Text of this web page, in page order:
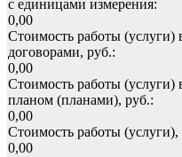
с единицами измерения:
0,00
Стоимость работы (услуги)
договорами, руб.:
0,00
Стоимость работы (услуги)
планом (планами), руб.:
0,00
Стоимость работы
0,00